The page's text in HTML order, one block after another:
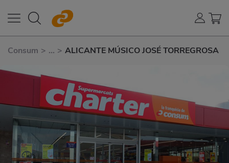
Consum > ... > ALICANTE MÚSICO JOSÉ TORREGROSA